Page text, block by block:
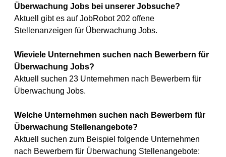
Überwachung Jobs bei unserer Jobsuche?
Aktuell gibt es auf JobRobot 202 offene
Stellenanzeigen für Überwachung Jobs.
Wieviele Unternehmen suchen nach Bewerbern für
Überwachung Jobs?
Aktuell suchen 23 Unternehmen nach Bewerbern für
Überwachung Jobs.
Welche Unternehmen suchen nach Bewerbern für
Überwachung Stellenangebote?
Aktuell suchen zum Beispiel folgende Unternehmen
nach Bewerbern für Überwachung Stellenangebote: